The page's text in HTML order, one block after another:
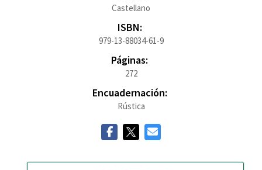
Castellano
ISBN:
979-13-88034-61-9
Páginas:
272
Encuadernación:
Rústica